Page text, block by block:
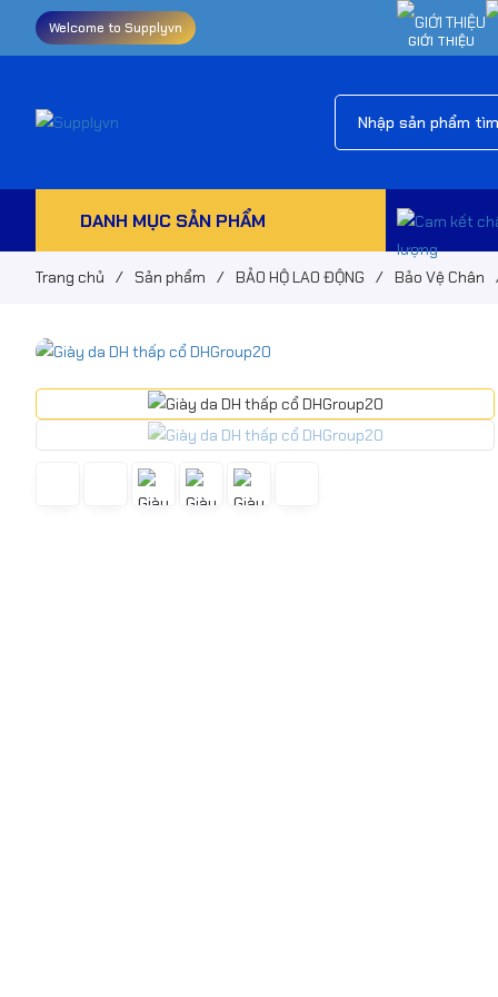
Welcome to Supplyvn
GIỚI THIỆU
DANH MỤC SẢN PHẨM
Trang chủ / Sản phẩm / BẢO HỘ LAO ĐỘNG / Bảo Vệ Chân